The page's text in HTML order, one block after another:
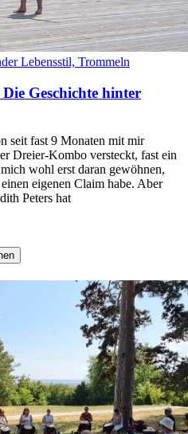
Lebensstil, Trommeln
Geschichte hinter
seit fast 9 Monaten mit mir
Dreier-Kombo versteckt, fast ein
wohl erst daran gewöhnen,
eigenen Claim habe. Aber
Peters hat